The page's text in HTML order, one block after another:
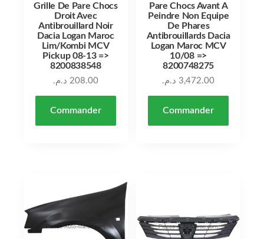
Grille De Pare Chocs
Droit Avec
Antibrouillard Noir
Dacia Logan Maroc
Lim/Kombi MCV
Pickup 08-13 =>
8200838548
208.00 د.م.
Commander
Pare Chocs Avant A
Peindre Non Equipe
De Phares
Antibrouillards Dacia
Logan Maroc MCV
10/08 =>
8200748275
3,472.00 د.م.
Commander